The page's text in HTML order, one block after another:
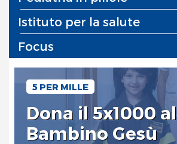
Istituto per la salute
Focus
5 PER MILLE
Dona il 5x1000 al
Bambino Gesù